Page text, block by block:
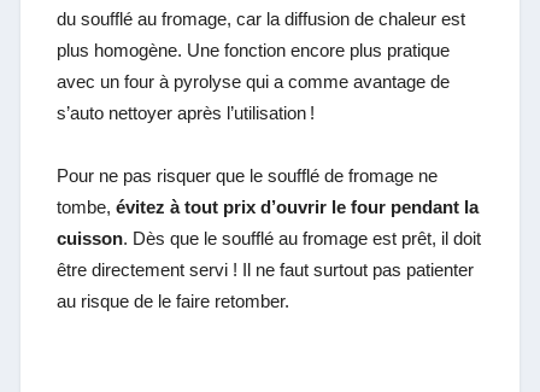
du soufflé au fromage, car la diffusion de chaleur est
plus homogène. Une fonction encore plus pratique
avec un four à pyrolyse qui a comme avantage de
s’auto nettoyer après l’utilisation !
Pour ne pas risquer que le soufflé de fromage ne
tombe,évitez à tout prix d’ouvrir le four pendant la
cuisson. Dès que le soufflé au fromage est prêt, il doit
être directement servi ! Il ne faut surtout pas patienter
au risque de le faire retomber.